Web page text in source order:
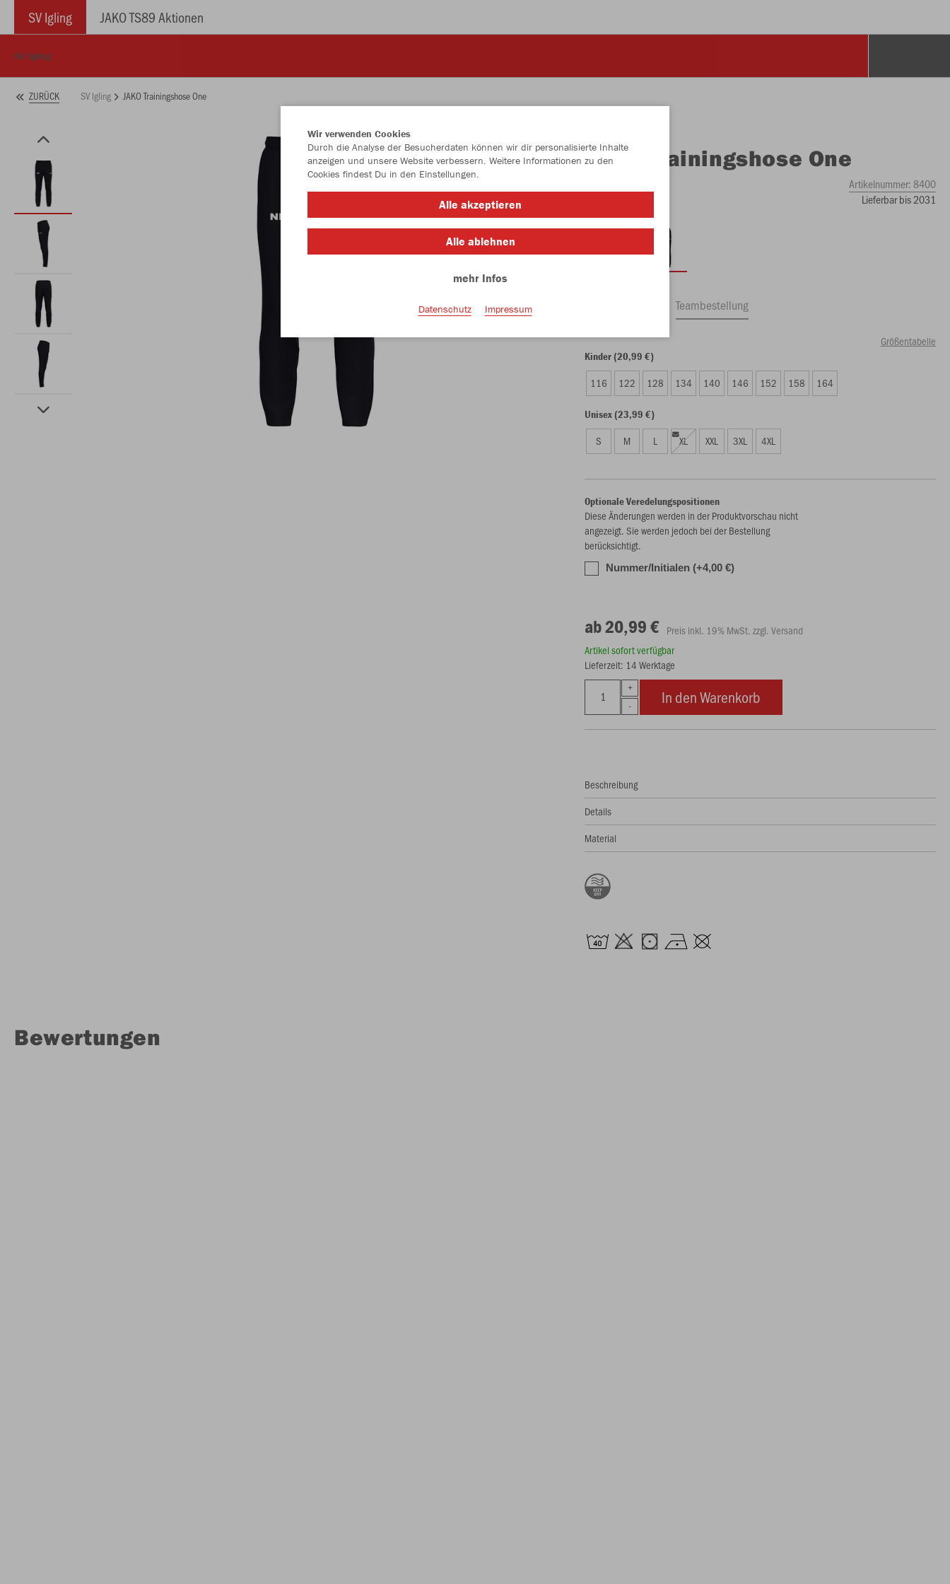
SV Igling JAKO TS89 Aktionen
SV Igling
ZURÜCK SV Igling JAKO Trainingshose One
JAKO Trainingshose One
Artikelnummer:8400
Lieferbar bis 2031
Teambestellung
Größentabelle
Kinder (20,99 €)
116 122 128 134 140 146 152 158 164
Unisex (23,99 €)
S M L XL XXL 3XL 4XL
Optionale Veredelungspositionen
Diese Änderungen werden in der Produktvorschau nicht
angezeigt. Sie werden jedoch bei der Bestellung
berücksichtigt.
Nummer/Initialen (+4,00 €)
ab 20,99 € Preis inkl. 19% MwSt. zzgl. Versand
Artikel sofort verfügbar
Lieferzeit: 14 Werktage
In den Warenkorb
Beschreibung
Details
Material
Bewertungen
Wir verwenden Cookies
Durch die Analyse der Besucherdaten können wir dir personalisierte Inhalte
anzeigen und unsere Website verbessern. Weitere Informationen zu den
Cookies findest Du in den Einstellungen.
Alle akzeptieren
Alle ablehnen
mehr Infos
Datenschutz Impressum